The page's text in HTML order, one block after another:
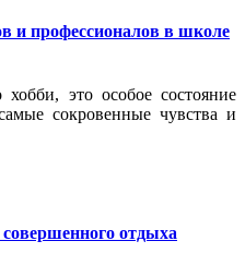
и профессионалов в школе
это особое состояние
сокровенные чувства и
отдыха